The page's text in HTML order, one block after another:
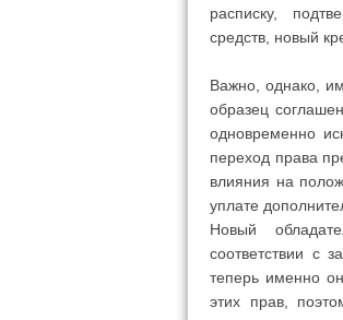
расписку,
средств, новый
Важно, однако,
образец
одновременно
переход права
влияния на
уплате
Новый
соответствии с
теперь именно
этих прав,